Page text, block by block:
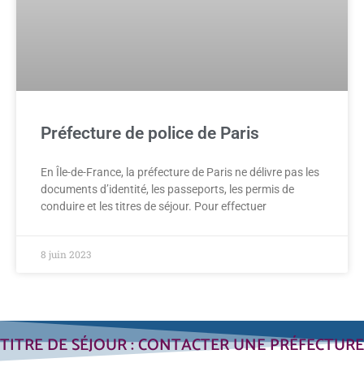
Préfecture de police de Paris
En Île-de-France, la préfecture de Paris ne délivre pas les
documents d’identité, les passeports, les permis de
conduire et les titres de séjour. Pour effectuer
8 juin 2023
TITRE DE SÉJOUR : CONTACTER UNE PRÉFECTURE